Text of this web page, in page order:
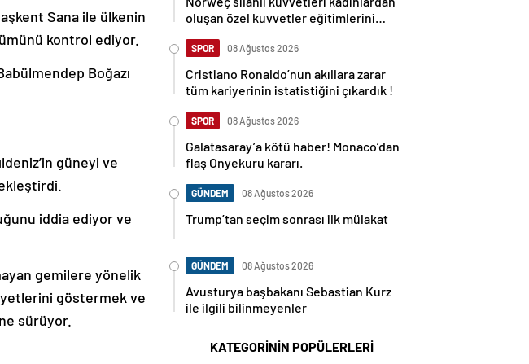
Sana ile ülkenin
kontrol ediyor.
Boğazı
güneyi ve
iddia ediyor ve
gemilere yönelik
göstermek ve
sürüyor.
oluşan özel kuvvetler eğitimlerini
SPOR 08 Ağustos 2026
Cristiano Ronaldo’nun akıllara zarar
tüm kariyerinin istatistiğini çıkardık !
SPOR 08 Ağustos 2026
Galatasaray’a kötü haber! Monaco’dan
flaş Onyekuru kararı.
GÜNDEM 08 Ağustos 2026
Trump’tan seçim sonrası ilk mülakat
GÜNDEM 08 Ağustos 2026
Avusturya başbakanı Sebastian Kurz
ile ilgili bilinmeyenler
KATEGORİNİN POPÜLERLERİ